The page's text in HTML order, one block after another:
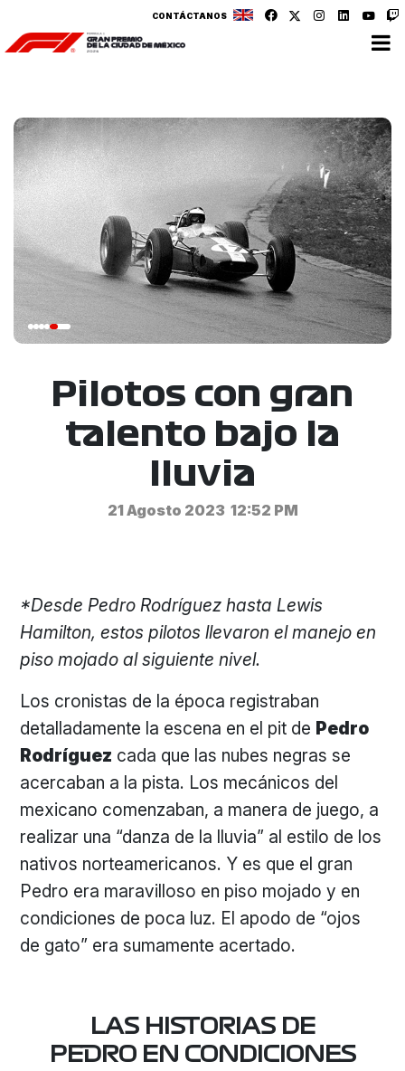
CONTÁCTANOS
Pilotos con gran
talento bajo la
lluvia
21 Agosto 2023 12:52 PM
*Desde Pedro Rodríguez hasta Lewis
Hamilton, estos pilotos llevaron el manejo en
piso mojado al siguiente nivel.
Los cronistas de la época registraban
detalladamente la escena en el pit de Pedro
Rodríguez cada que las nubes negras se
acercaban a la pista. Los mecánicos del
mexicano comenzaban, a manera de juego, a
realizar una “danza de la lluvia” al estilo de los
nativos norteamericanos. Y es que el gran
Pedro era maravilloso en piso mojado y en
condiciones de poca luz. El apodo de “ojos
de gato” era sumamente acertado.
LAS HISTORIAS DE
PEDRO EN CONDICIONES